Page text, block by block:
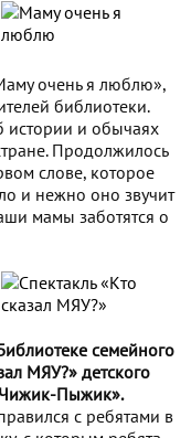
очень я люблю»,
библиотеки.
истории и обычаях
Продолжилось
слове, которое
и нежно оно звучит
мамы заботятся о
семейного
МЯУ?» детского
Пыжик».
с ребятами в